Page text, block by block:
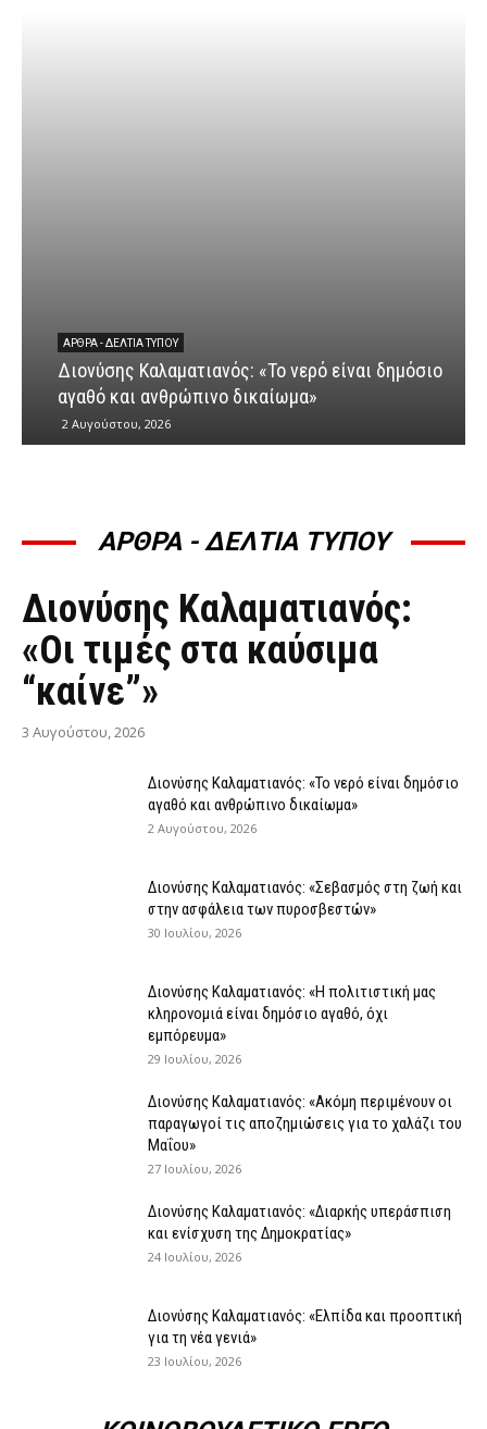
ΆΡΘΡΑ - ΔΕΛΤΊΑ ΤΎΠΟΥ
Διονύσης Καλαματιανός: «Το νερό είναι δημόσιο
αγαθό και ανθρώπινο δικαίωμα»
2 Αυγούστου, 2026
ΑΡΘΡΑ - ΔΕΛΤΙΑ ΤΥΠΟΥ
ΆΡΘΡΑ - ΔΕΛΤΊΑ ΤΎΠΟΥ
Διονύσης Καλαματιανός:
«Οι τιμές στα καύσιμα
“καίνε”»
3 Αυγούστου, 2026
Διονύσης Καλαματιανός: «Το νερό είναι δημόσιο
αγαθό και ανθρώπινο δικαίωμα»
2 Αυγούστου, 2026
Διονύσης Καλαματιανός: «Σεβασμός στη ζωή και
στην ασφάλεια των πυροσβεστών»
30 Ιουλίου, 2026
Διονύσης Καλαματιανός: «Η πολιτιστική μας
κληρονομιά είναι δημόσιο αγαθό, όχι
εμπόρευμα»
29 Ιουλίου, 2026
Διονύσης Καλαματιανός: «Ακόμη περιμένουν οι
παραγωγοί τις αποζημιώσεις για το χαλάζι του
Μαΐου»
27 Ιουλίου, 2026
Διονύσης Καλαματιανός: «Διαρκής υπεράσπιση
και ενίσχυση της Δημοκρατίας»
24 Ιουλίου, 2026
Διονύσης Καλαματιανός: «Ελπίδα και προοπτική
για τη νέα γενιά»
23 Ιουλίου, 2026